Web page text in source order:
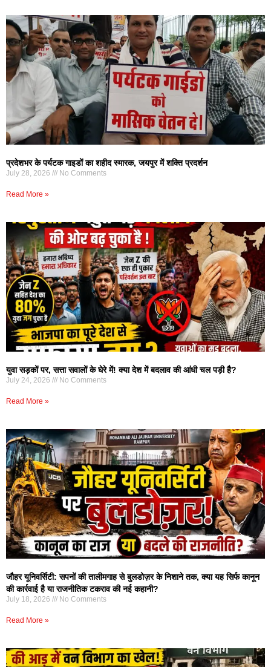
प्रदेशभर के पर्यटक गाइडों का शहीद स्मारक, जयपुर में शक्ति प्रदर्शन
July 28, 2026 No Comments
Read More »
युवा सड़कों पर, सत्ता सवालों के घेरे में! क्या देश में बदलाव की आंधी चल पड़ी है?
July 24, 2026 No Comments
Read More »
जौहर यूनिवर्सिटी: सपनों की तालीमगाह से बुलडोज़र के निशाने तक, क्या यह सिर्फ कानून
की कार्रवाई है या राजनीतिक टकराव की नई कहानी?
July 18, 2026 No Comments
Read More »